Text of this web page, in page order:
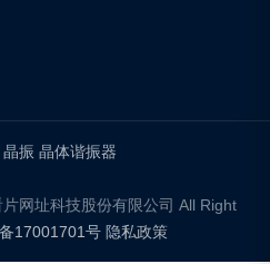
晶振 晶体谐振器
网址科技股份有限公司 All Right
17001701号 隐私政策